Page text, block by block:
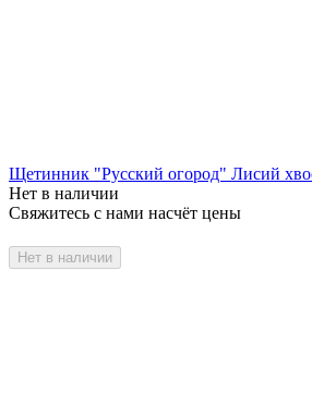
Щетинник "Русский огород" Лисий
Нет в наличии
Свяжитесь с нами насчёт цены
Нет в наличии